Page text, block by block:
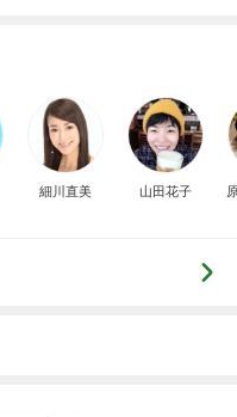
細川直美 山田花子